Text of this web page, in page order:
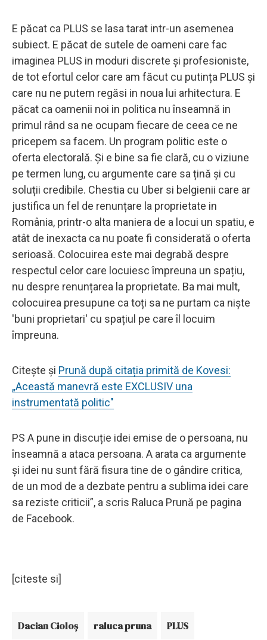
E păcat ca PLUS se lasa tarat intr-un asemenea
subiect. E păcat de sutele de oameni care fac
imaginea PLUS in moduri discrete și profesioniste,
de tot efortul celor care am făcut cu putința PLUS și
care nu ne putem regăsi in noua lui arhitectura. E
păcat ca oamenii noi in politica nu înseamnă in
primul rând sa ne ocupam fiecare de ceea ce ne
pricepem sa facem. Un program politic este o
oferta electorală. Și e bine sa fie clară, cu o viziune
pe termen lung, cu argumente care sa țină și cu
soluții credibile. Chestia cu Uber si belgienii care ar
justifica un fel de renunțare la proprietate in
România, printr-o alta maniera de a locui un spatiu, e
atât de inexacta ca nu poate fi considerată o oferta
serioasă. Colocuirea este mai degrabă despre
respectul celor care locuiesc împreuna un spațiu,
nu despre renunțarea la proprietate. Ba mai mult,
colocuirea presupune ca toți sa ne purtam ca niște
'buni proprietari' cu spațiul pe care îl locuim
împreuna.
Citește și Prună după citația primită de Kovesi:
„Această manevră este EXCLUSIV una
instrumentată politic"
PS A pune in discuție idei emise de o persoana, nu
înseamnă a ataca persoana. A arata ca argumente
și idei nu sunt fără fisura tine de o gândire critica,
de un mod de a dezbate pentru a sublima idei care
sa reziste criticii”, a scris Raluca Prună pe pagina
de Facebook.
[citeste si]
Dacian Cioloş raluca pruna PLUS